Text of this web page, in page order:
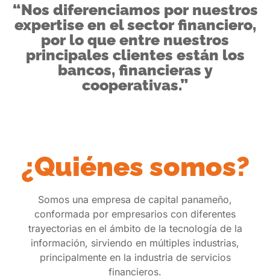
“Nos diferenciamos por nuestros
expertise en el sector financiero,
por lo que entre nuestros
principales clientes están los
bancos, financieras y
cooperativas.”
¿Quiénes somos?
Somos una empresa de capital panameño,
conformada por empresarios con diferentes
trayectorias en el ámbito de la tecnología de la
información, sirviendo en múltiples industrias,
principalmente en la industria de servicios
financieros.